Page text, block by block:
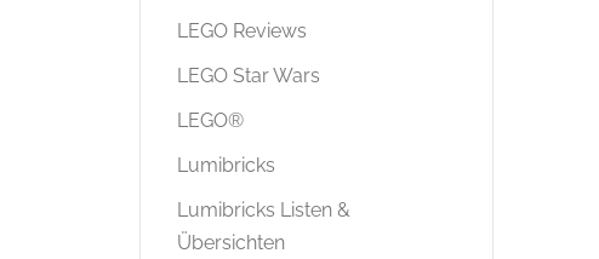
LEGO Reviews
LEGO Star Wars
LEGO®
Lumibricks
Lumibricks Listen &
Übersichten